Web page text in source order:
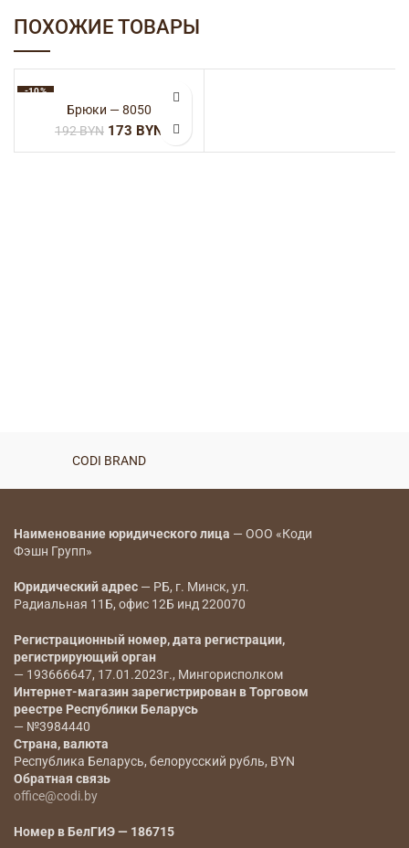
ПОХОЖИЕ ТОВАРЫ
-10%
Брюки — 8050
192BYN 173 BYN
CODI BRAND
Наименование юридического лица — ООО «Коди
Фэшн Групп»
Юридический адрес — РБ, г. Минск, ул.
Радиальная 11Б, офис 12Б инд 220070
Регистрационный номер, дата регистрации,
регистрирующий орган
— 193666647, 17.01.2023г., Мингорисполком
Интернет-магазин зарегистрирован в Торговом
реестре Республики Беларусь
— №3984440
Страна, валюта
Республика Беларусь, белорусский рубль, BYN
Обратная связь
office@codi.by
Номер в БелГИЭ — 186715